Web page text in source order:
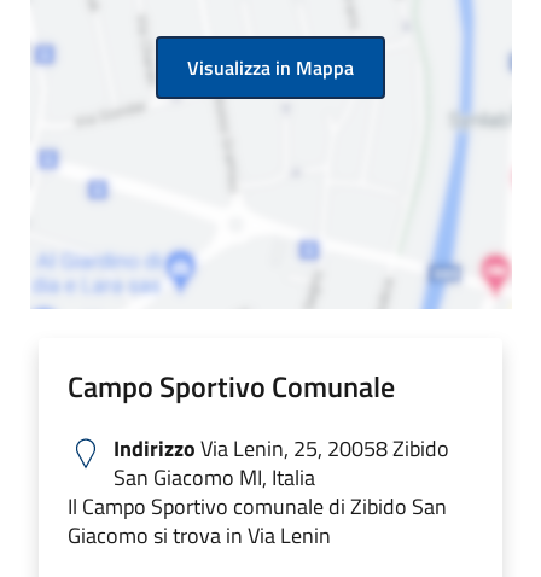
Visualizza in Mappa
Campo Sportivo Comunale
IndirizzoVia Lenin, 25, 20058 Zibido
San Giacomo MI, Italia
Il Campo Sportivo comunale di Zibido San
Giacomo si trova in Via Lenin